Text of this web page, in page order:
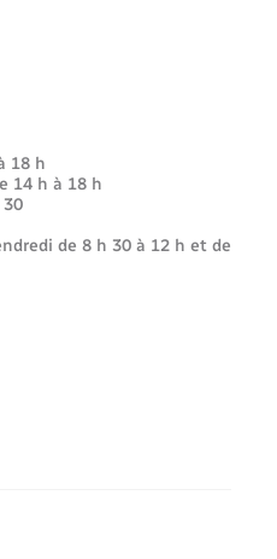
18 h
14 h à 18 h
de 8 h 30 à 12 h et de